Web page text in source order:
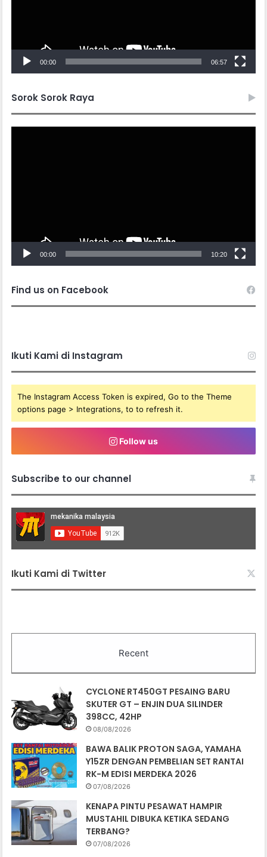
00:00 06:57
Sorok Sorok Raya
00:00 10:20
Find us on Facebook
Ikuti Kami di Instagram
The Instagram Access Token is expired, Go to the Theme
options page > Integrations, to to refresh it.
Follow us
Subscribe to our channel
Ikuti Kami di Twitter
Recent
CYCLONE RT450GT PESAING BARU
SKUTER GT – ENJIN DUA SILINDER
398CC, 42HP
08/08/2026
BAWA BALIK PROTON SAGA, YAMAHA
Y15ZR DENGAN PEMBELIAN SET RANTAI
RK-M EDISI MERDEKA 2026
07/08/2026
KENAPA PINTU PESAWAT HAMPIR
MUSTAHIL DIBUKA KETIKA SEDANG
TERBANG?
07/08/2026